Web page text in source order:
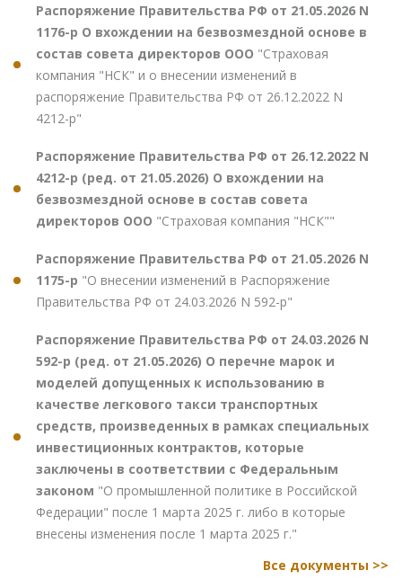
Распоряжение Правительства РФ от 21.05.2026 N
1176-р О вхождении на безвозмездной основе в
состав совета директоров ООО "Страховая
компания "НСК" и о внесении изменений в
распоряжение Правительства РФ от 26.12.2022 N
4212-р"
Распоряжение Правительства РФ от 26.12.2022 N
4212-р (ред. от 21.05.2026) О вхождении на
безвозмездной основе в состав совета
директоров ООО "Страховая компания "НСК""
Распоряжение Правительства РФ от 21.05.2026 N
1175-р "О внесении изменений в Распоряжение
Правительства РФ от 24.03.2026 N 592-р"
Распоряжение Правительства РФ от 24.03.2026 N
592-р (ред. от 21.05.2026) О перечне марок и
моделей допущенных к использованию в
качестве легкового такси транспортных
средств, произведенных в рамках специальных
инвестиционных контрактов, которые
заключены в соответствии с Федеральным
законом "О промышленной политике в Российской
Федерации" после 1 марта 2025 г. либо в которые
внесены изменения после 1 марта 2025 г."
Все документы >>